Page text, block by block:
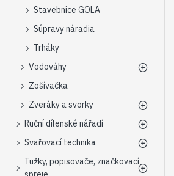
Stavebnice GOLA
Súpravy náradia
Trháky
Vodováhy
Zošívačka
Zveráky a svorky
Ruční dílenské nářadí
Svařovací technika
Tužky, popisovače, značkovací